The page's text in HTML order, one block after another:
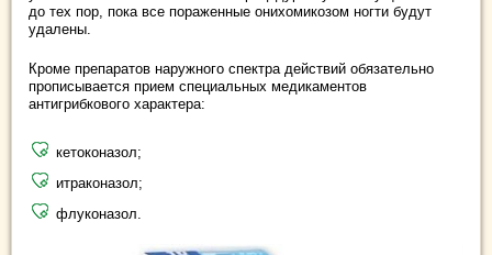
до тех пор, пока все пораженные онихомикозом ногти будут
удалены.
Кроме препаратов наружного спектра действий обязательно
прописывается прием специальных медикаментов
антигрибкового характера:
кетоконазол;
итраконазол;
флуконазол.